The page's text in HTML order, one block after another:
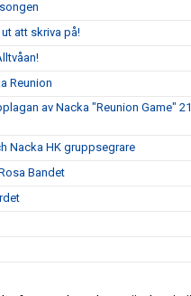
att skriva på!
Reunion
av Nacka "Reunion Game" 21
Nacka HK gruppsegrare
Bandet